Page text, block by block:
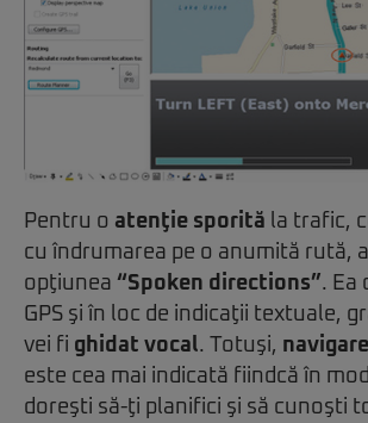
Pentru o atenţie sporită la trafic,
cu îndrumarea pe o anumită rută,
opţiunea “Spoken directions”. Ea
GPS şi în loc de indicaţii textuale,
vei fi ghidat vocal. Totuşi,
este cea mai indicată fiindcă în
doreşti să-ţi planifici şi să cunoşti